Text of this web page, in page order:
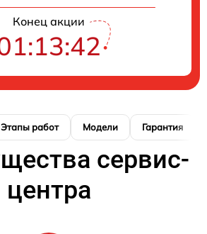
Конец акции
Этапы работ Модели Гарантия
сервис-
центра